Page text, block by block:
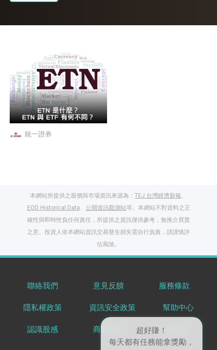
統一證券
本網站所提供之股價與市場資訊來源為： TEJ 台灣經濟新報
EOD Historical Data
公開資訊觀測站等。本網站不對資料之正
確性與即時性負任何責任，所提供之資訊僅供參考，無推介買賣
之意。投資人依本網站資訊交易發生損失需自行負責，請謹慎評
估風險。
聯絡我們 意見反饋 服務條款
隱私權政策 資訊安全政策 幫助中心
認識股感 商業服務 共享知識
超好賺！
每天都有任務能拿獎勵，
登入股感會員，閱讀
任一文章